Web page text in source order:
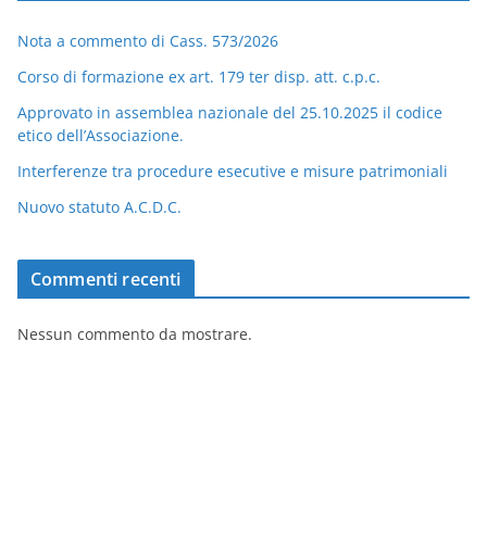
Nota a commento di Cass. 573/2026
Corso di formazione ex art. 179 ter disp. att. c.p.c.
Approvato in assemblea nazionale del 25.10.2025 il codice
etico dell’Associazione.
Interferenze tra procedure esecutive e misure patrimoniali
Nuovo statuto A.C.D.C.
Commenti recenti
Nessun commento da mostrare.